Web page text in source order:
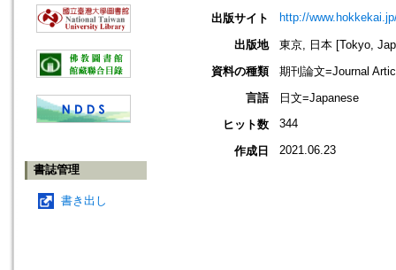
書誌管理
書き出し
出版サイト
http://
出版地
東京, 日本 [Tokyo,
資料の種類
期刊論文=Journal
言語
日文=Japanese
ヒット数
344
作成日 2021.06.23